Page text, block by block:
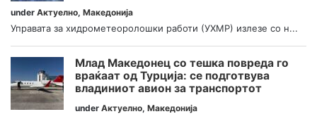
under Актуелно, Македонија
Управата за хидрометеоролошки работи (УХМР) излезе со н...
Млад Македонец со тешка повреда го
враќаат од Турција: се подготвува
владиниот авион за транспортот
under Актуелно, Македонија